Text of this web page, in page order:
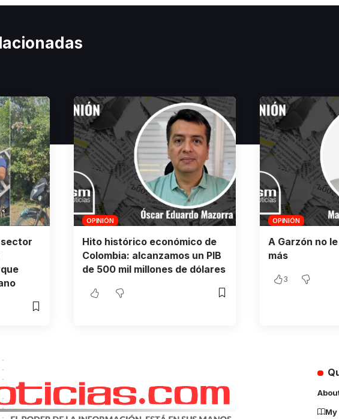
sector
OPINIÓN
Hito histórico económico de
Colombia: alcanzamos un PIB
de 500 mil millones de dólares
OPINIÓN
A Garzón no
más
3
My